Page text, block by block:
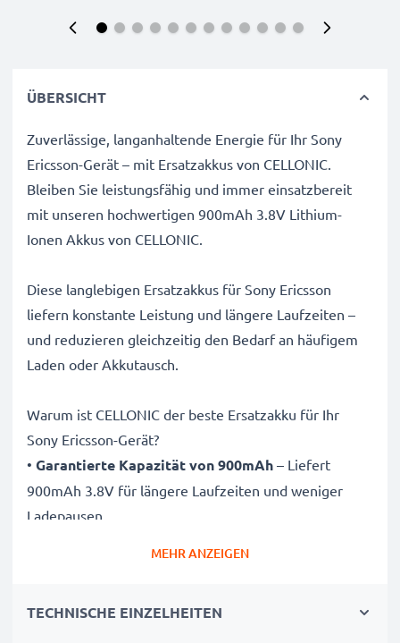
ÜBERSICHT
Zuverlässige, langanhaltende Energie für Ihr Sony
Ericsson-Gerät – mit Ersatzakkus von CELLONIC.
Bleiben Sie leistungsfähig und immer einsatzbereit
mit unseren hochwertigen 900mAh 3.8V Lithium-
Ionen Akkus von CELLONIC.
Diese langlebigen Ersatzakkus für Sony Ericsson
liefern konstante Leistung und längere Laufzeiten –
und reduzieren gleichzeitig den Bedarf an häufigem
Laden oder Akkutausch.
Warum ist CELLONIC der beste Ersatzakku für Ihr
Sony Ericsson-Gerät?
• Garantierte Kapazität von 900mAh – Liefert
900mAh 3.8V für längere Laufzeiten und weniger
Ladepausen
• Höchste Qualität & Sicherheit
MEHR ANZEIGEN
TECHNISCHE EINZELHEITEN